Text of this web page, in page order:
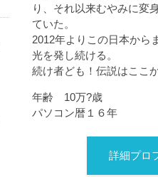
り、それ以来むやみに変
ていた。
2012年よりこの日本から
光を発し続ける。
続け者ども！伝説はここ
年齢 10万?歳
パソコン暦１６年
詳細プロ